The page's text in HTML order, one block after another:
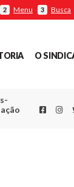
2 Menu 3 Busca
O